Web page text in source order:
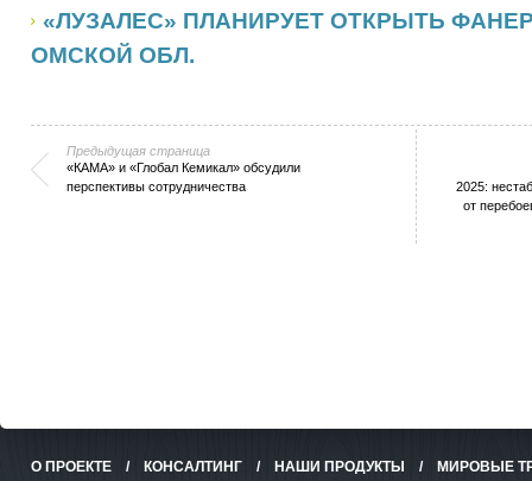
«ЛУЗАЛЕС» ПЛАНИРУЕТ ОТКРЫТЬ
ОМСКОЙ ОБЛ.
Предыдущая страница
«КАМА» и «Глобал Кемикал» обсудили
перспективы сотрудничества
2025:
от
О ПРОЕКТЕ / КОНСАЛТИНГ / НАШИ ПРОДУКТЫ / МИРОВЫЕ